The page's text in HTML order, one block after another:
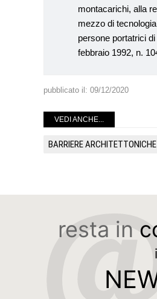
montacarichi, alla
mezzo di
persone portatrici
febbraio 1992, n.
pubblicato il: 09/12/2020
VEDI ANCHE...
BARRIERE ARCHITETTONICHE
resta in